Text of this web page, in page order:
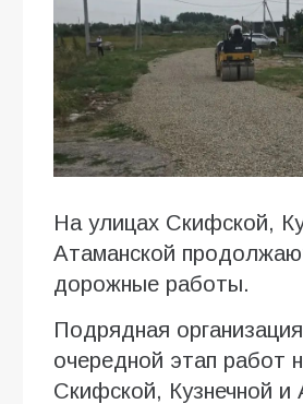
На улицах Скифской,
Атаманской
дорожные работы.
Подрядная
очередной этап работ
Скифской, Кузнечной и